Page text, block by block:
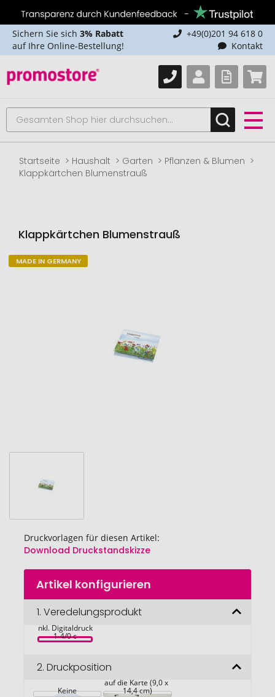
Sichern Sie sich 3% Rabatt
auf Ihre Online-Bestellung!
+49(0)201 94 618 0
Kontakt
Startseite Haushalt Garten
Pflanzen & Blumen
Klappkärtchen Blumenstrauß
Klappkärtchen Blumenstrauß
Zum
Druckvorlagen für diesen Artikel:
Download Druckstandskizze
Zum
Anfang
Bildgalerie
springen
MADE IN GERMANY
Artikel konfigurieren
1. Veredelungsprodukt
x 60 mm,
Blumenmischung,
inkl. Digitaldruck
1-4/0 c
2. Druckposition
Keine
auf die Karte (9,0 x
14,4 cm)